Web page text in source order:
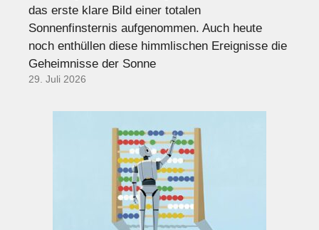
das erste klare Bild einer totalen
Sonnenfinsternis aufgenommen. Auch heute
noch enthüllen diese himmlischen Ereignisse die
Geheimnisse der Sonne
29. Juli 2026